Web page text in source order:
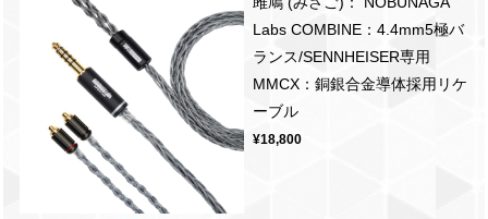
Labs COMBINE：4.4mm5極バ
ランス/SENNHEISER専用
MMCX：銅銀合金導体採用リケ
ーブル
¥18,800